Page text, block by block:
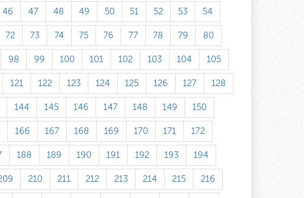
46 47 48 49 50 51 52 53 54
72 73 74 75 76 77 78 79 80
98 99 100 101 102 103 104 105
121 122 123 124 125 126 127 128
144 145 146 147 148 149 150
166 167 168 169 170 171 172
188 189 190 191 192 193 194
210 211 212 213 214 215 216